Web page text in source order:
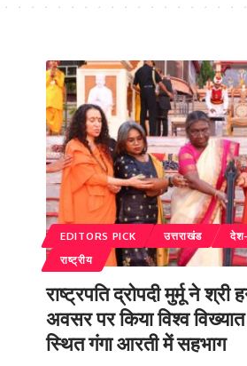
EDITORS PICK उत्तराखंड
राष्ट्रीय
राष्ट्रपति द्रोपदी मुर्मू ने
अवसर पर किया विश्व
स्थित गंगा आरती में सहभाग